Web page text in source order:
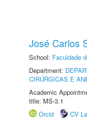
José Carlos
School: Faculdade
Department:
CIRÚRGICAS E
Academic
title: MS-3.1
Orcid
CV